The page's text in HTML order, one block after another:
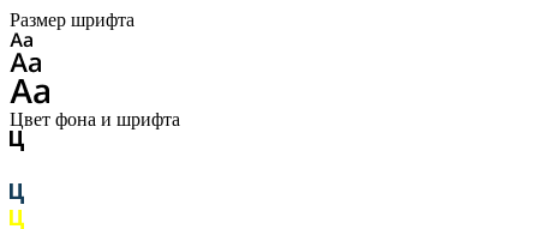
Размер шрифта
Цвет фона и шрифта